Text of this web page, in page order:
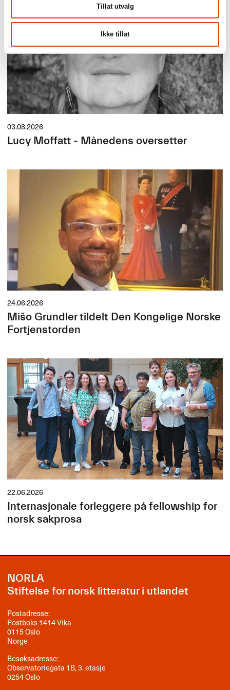
Tillat utvalg
Ikke tillat
03.08.2026
Lucy Moffatt - Månedens oversetter
24.06.2026
Mišo Grundler tildelt Den Kongelige Norske
Fortjenstorden
22.06.2026
Internasjonale forleggere på fellowship for
norsk sakprosa
NORLA
Stiftelse for norsk litteratur i utlandet
Postadresse:
Postboks 1414 Vika
0115 Oslo
Norge
Besøksadresse:
Observatoriegata 1B, 3. etasje
0254 Oslo